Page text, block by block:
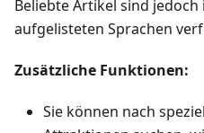
Beliebte Artikel sind
aufgelisteten Sprachen
Zusätzliche Funktionen:
Sie können nach